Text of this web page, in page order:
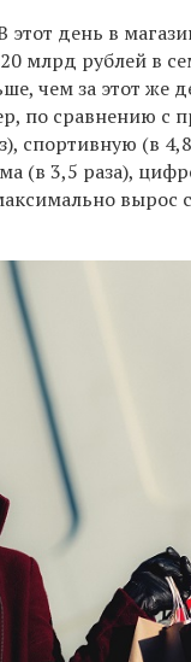
день в
млрд рублей в
чем за этот же
по сравнению с
спортивную (в
(в 3,5 раза),
вырос